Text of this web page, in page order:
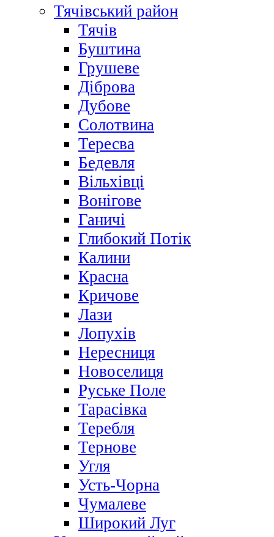
Тячівський район
Тячів
Буштина
Грушеве
Діброва
Дубове
Солотвина
Тересва
Бедевля
Вільхівці
Вонігове
Ганичі
Глибокий Потік
Калини
Красна
Кричове
Лази
Лопухів
Нересниця
Новоселиця
Руське Поле
Тарасівка
Теребля
Тернове
Угля
Усть-Чорна
Чумалеве
Широкий Луг